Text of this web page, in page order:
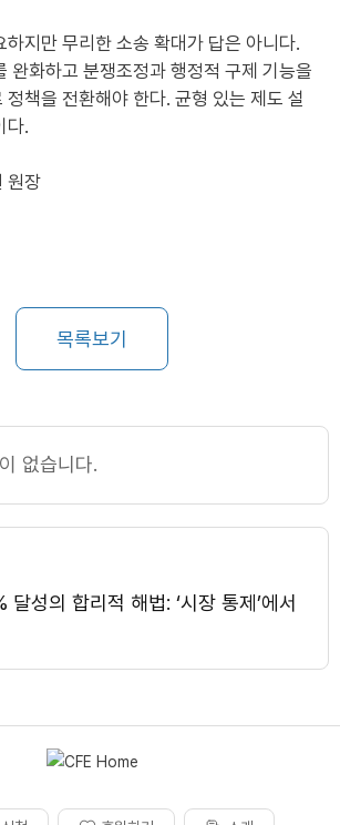
하지만 무리한 소송 확대가 답은 아니다.
완화하고 분쟁조정과 행정적 구제 기능을
정책을 전환해야 한다. 균형 있는 제도 설
다.
원장
목록보기
없습니다.
성의 합리적 해법: ‘시장 통제’에서